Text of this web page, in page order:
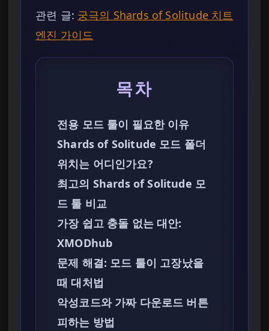
관련 글: 궁극의 Shards of Solitude 치트
엔진 가이드
목차
전용 모드 툴이 필요한 이유
Shards of Solitude 모드 폴더
위치는 어디인가요?
최고의 Shards of Solitude 모
드 툴 비교
가장 쉽고 충돌 없는 대안:
XMODhub
문제 해결: 모드 툴이 고장났을
때 대처법
악성코드와 가짜 다운로드 버튼
피하는 방법